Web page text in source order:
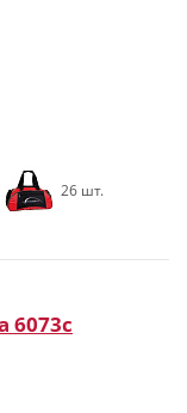
26 шт.
6073с